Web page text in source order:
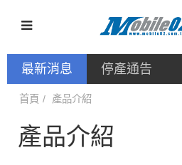
最新消息 停產通告
首頁 產品介紹
產品介紹